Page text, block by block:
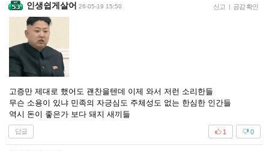
인생쉽게살어 26-05-19 15:50 신고 | 공감 확인
고증만 제대로 했어도 괜찬을텐데 이제 와서 저런 소리한들
무슨 소용이 있냐 민족의 자긍심도 주체성도 없는 한심한 인간들
역시 돈이 좋은가 보다 돼지 새끼들
답글 0
1